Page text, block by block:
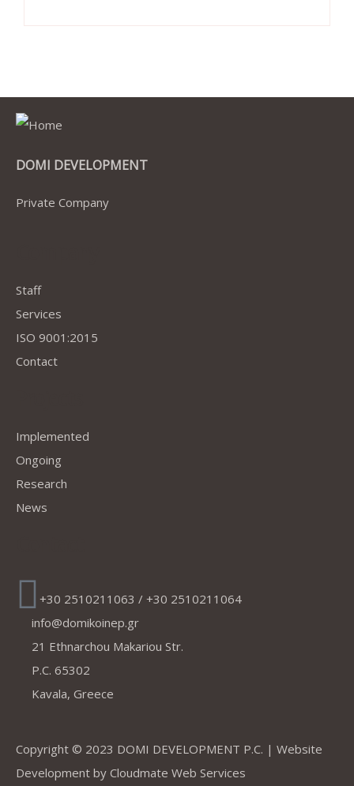
DOMI DEVELOPMENT
Private Company
Staff
Services
ISO 9001:2015
Contact
Implemented
Ongoing
Research
News
+30 2510211063 / +30 2510211064
info@domikoinep.gr
21 Ethnarchou Makariou Str.
P.C. 65302
Kavala, Greece
Copyright © 2023 DOMI DEVELOPMENT P.C. | Website
Development by Cloudmate Web Services